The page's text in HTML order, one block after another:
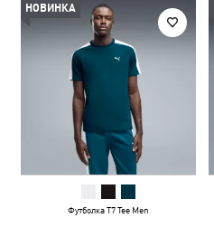
НОВИНКА
Футболка T7 Tee Men